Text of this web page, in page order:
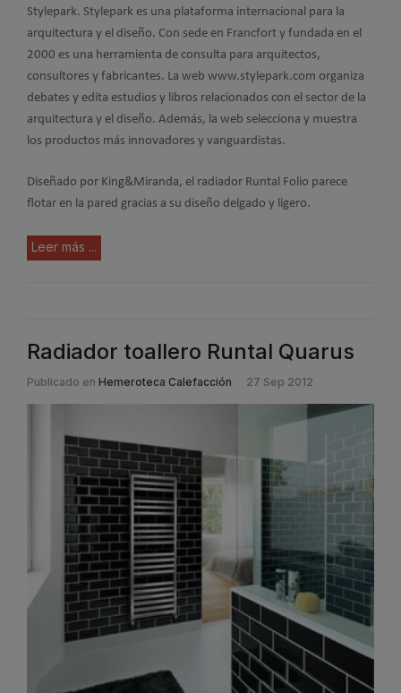
Stylepark. Stylepark es una plataforma internacional para la
arquitectura y el diseño. Con sede en Francfort y fundada en el
2000 es una herramienta de consulta para arquitectos,
consultores y fabricantes. La web www.stylepark.com organiza
debates y edita estudios y libros relacionados con el sector de la
arquitectura y el diseño. Además, la web selecciona y muestra
los productos más innovadores y vanguardistas.
Diseñado por King&Miranda, el radiador Runtal Folio parece
flotar en la pared gracias a su diseño delgado y ligero.
Leer más ...
Radiador toallero Runtal Quarus
Publicado en Hemeroteca Calefacción 27 Sep 2012